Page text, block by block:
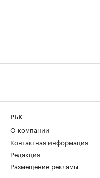
РБК
О компании
Контактная информация
Редакция
Размещение рекламы